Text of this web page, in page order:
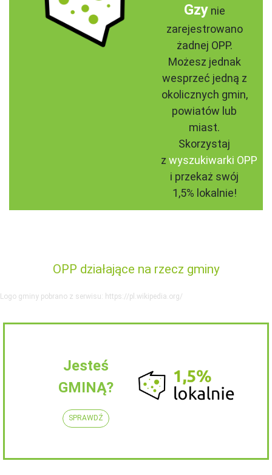
Gzynie
zarejestrowano
żadnej OPP.
Możesz jednak
wesprzeć jedną z
okolicznych gmin,
powiatów lub
miast.
Skorzystaj
z wyszukiwarki OPP
i przekaż swój
1,5% lokalnie!
OPP działające na rzecz gminy
Logo gminy pobrano z serwisu: https://pl.wikipedia.org/
Jesteś
GMINĄ?
SPRAWDŹ